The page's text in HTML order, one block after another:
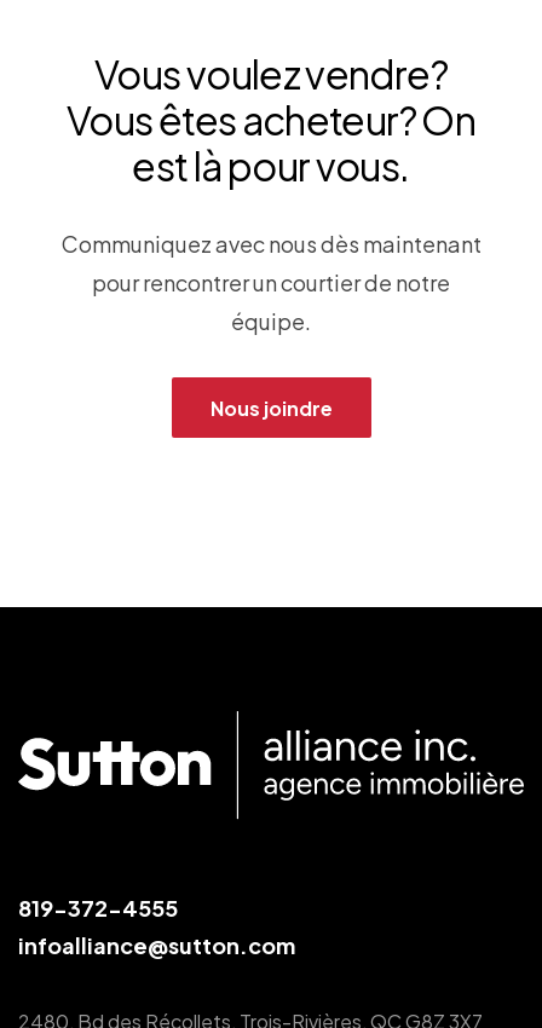
Vous voulez vendre?
Vous êtes acheteur? On
est là pour vous.
Communiquez avec nous dès maintenant
pour rencontrer un courtier de notre
équipe.
Nous joindre
819-372-4555
infoalliance@sutton.com
2480, Bd des Récollets, Trois-Rivières, QC G8Z 3X7